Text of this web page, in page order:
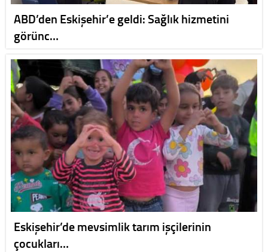
ABD’den Eskişehir’e geldi: Sağlık hizmetini
görünc…
Eskişehir’de mevsimlik tarım işçilerinin
çocukları…